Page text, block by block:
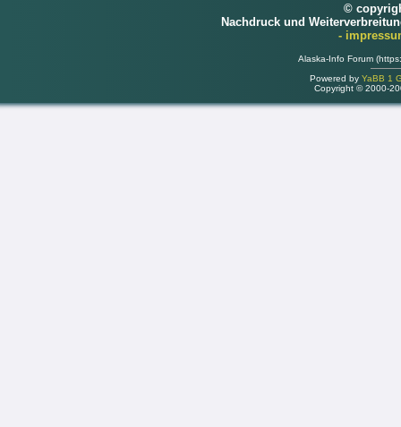
©
Nachdruck und
-
Alaska-Info Forum
Powered by YaBB 1
Copyright © 2000-